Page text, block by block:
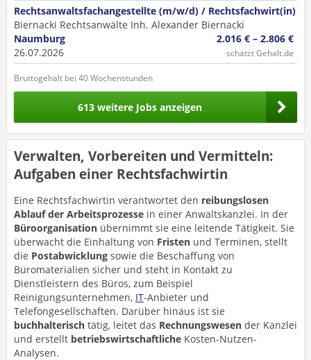
Rechtsanwaltsfachangestellte (m/w/d) / Rechtsfachwirt(in)
Biernacki Rechtsanwälte Inh. Alexander Biernacki
Naumburg
26.07.2026
2.016 € – 2.806 €
schätzt Gehalt.de
Bruttogehalt bei 40 Wochenstunden
613 weitere Jobs anzeigen
Verwalten, Vorbereiten und Vermitteln:
Aufgaben einer Rechtsfachwirtin
Eine Rechtsfachwirtin verantwortet den reibungslosen
Ablauf der Arbeitsprozesse in einer Anwaltskanzlei. In der
Büroorganisation übernimmt sie eine leitende Tätigkeit. Sie
überwacht die Einhaltung von Fristen und Terminen, stellt
die Postabwicklung sowie die Beschaffung von
Büromaterialien sicher und steht in Kontakt zu
Dienstleistern des Büros, zum Beispiel
Reinigungsunternehmen, IT-Anbieter und
Telefongesellschaften. Darüber hinaus ist sie
buchhalterisch tätig, leitet das Rechnungswesen der Kanzlei
und erstellt betriebswirtschaftliche Kosten-Nutzen-
Analysen.